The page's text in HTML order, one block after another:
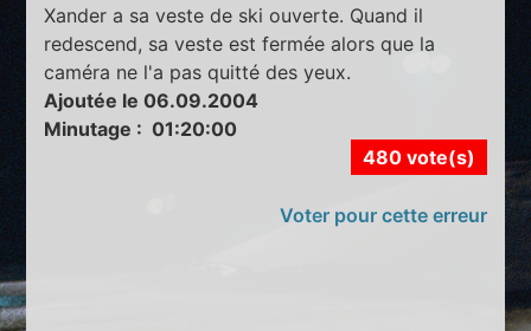
Xander a sa veste de ski ouverte. Quand il
redescend, sa veste est fermée alors que la
caméra ne l'a pas quitté des yeux.
Ajoutée le 06.09.2004
Minutage : 01:20:00
480 vote(s)
Voter pour cette erreur